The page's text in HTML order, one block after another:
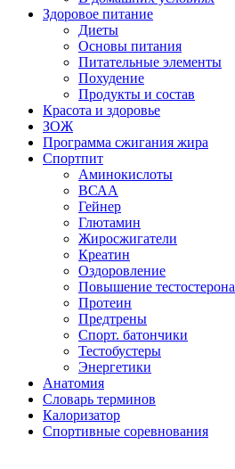
Здоровое питание
Диеты
Основы питания
Питательные элементы
Похудение
Продукты и состав
Красота и здоровье
ЗОЖ
Программа сжигания жира
Спортпит
Аминокислоты
ВСАА
Гейнер
Глютамин
Жиросжигатели
Креатин
Оздоровление
Повышение тестостерона
Протеин
Предтрены
Спорт. батончики
Тестобустеры
Энергетики
Анатомия
Словарь терминов
Калоризатор
Спортивные соревнования